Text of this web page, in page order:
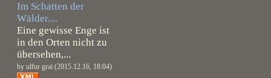
Im Schatten der
Wälder....
Eine gewisse Enge ist
in den Orten nicht zu
übersehen,...
by ulfur grai (2015.12.16, 18:04)